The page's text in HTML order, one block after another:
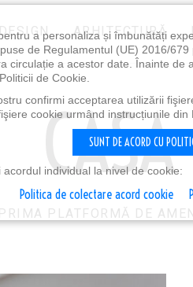
ARHITECTURĂ
PRIMA PLATFORMĂ DE
a personaliza și îmbunătăți
de Regulamentul (UE) 2016/
circulație a acestor date. Înainte
de Cookie.
confirmi acceptarea utilizării
cookie urmând instrucțiunile din
SUNT DE ACORD CU
individual la nivel de cookie:
Politica de colectare acord cookie